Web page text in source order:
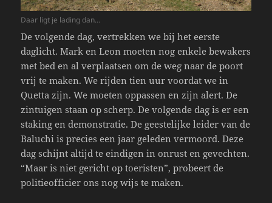
Daar ligt je lading dan…
De volgende dag, vertrekken we bij het eerste
daglicht. Mark en Leon moeten nog enkele bewakers
met bed en al verplaatsen om de weg naar de poort
vrij te maken. We rijden tien uur voordat we in
Quetta zijn. We moeten oppassen en zijn alert. De
zintuigen staan op scherp. De volgende dag is er een
staking en demonstratie. De geestelijke leider van de
Baluchi is precies een jaar geleden vermoord. Deze
dag schijnt altijd te eindigen in onrust en gevechten.
“Maar is niet gericht op toeristen”, probeert de
politieofficier ons nog wijs te maken.